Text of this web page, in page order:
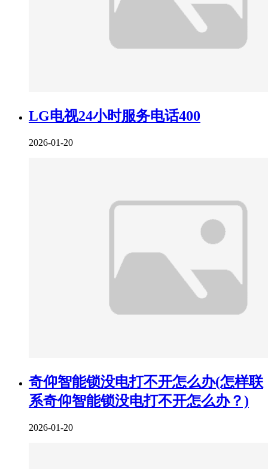
LG电视24小时服务电话400
2026-01-20
奇仰智能锁没电打不开怎么办(怎样联
系奇仰智能锁没电打不开怎么办？)
2026-01-20